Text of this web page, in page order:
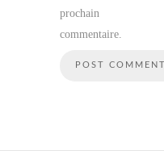
prochain
commentaire.